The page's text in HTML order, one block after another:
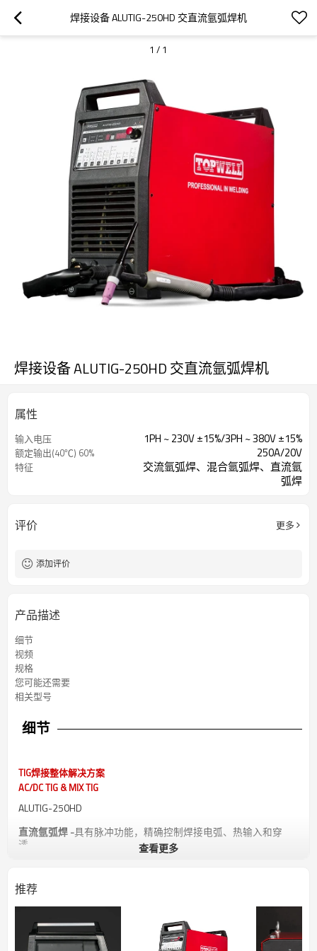
焊接设备 ALUTIG-250HD 交直流氩弧焊机
1 / 1
焊接设备 ALUTIG-250HD 交直流氩弧焊机
属性
输入电压 1PH ~ 230V ±15%/3PH ~ 380V ±15%
额定输出(40℃) 60% 250A/20V
特征
交流氩弧焊、混合氩弧焊、直流氩
弧焊
评价 更多
添加评价
产品描述
细节
视频
规格
您可能还需要
相关型号
细节
TIG焊接整体解决方案
AC/DC TIG & MIX TIG
ALUTIG-250HD
直流氩弧焊 -具有脉冲功能，精确控制焊接电弧、热输入和穿
透。
流波形控制（平衡、频率和幅度）。
混合 TIG-在一个工作周期内同时具有交流电流和直流电流，电弧
可靠而强大的设计 -250A@60% 占空比，适合车间作业。
查看更多
推荐